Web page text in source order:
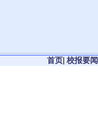
首页 校报要闻